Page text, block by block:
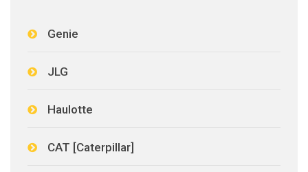
Genie
JLG
Haulotte
CAT [Caterpillar]